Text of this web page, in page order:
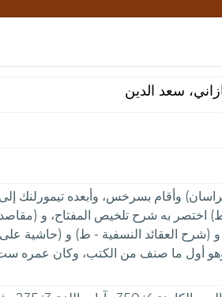
سعد الدين
خراسان) وأقام بسرخس، وأبعده
به شرح تلخيص المفتاح، و
و (شرح العقائد النسفية - ط) و
أول ما صنف من الكتب، وكان